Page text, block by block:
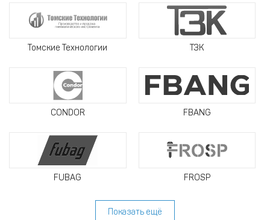
Томские Технологии ТЗК
CONDOR FBANG
FUBAG FROSP
Показать ещё